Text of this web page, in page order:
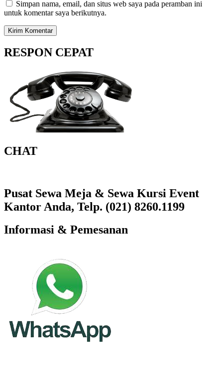
Simpan nama, email, dan situs web saya pada peramban ini
untuk komentar saya berikutnya.
RESPON CEPAT
CHAT
Pusat Sewa Meja & Sewa Kursi Event
Kantor Anda, Telp. (021) 8260.1199
Informasi & Pemesanan